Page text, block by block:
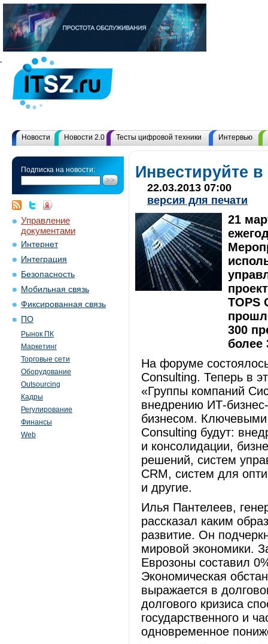
Новости Новости 2.0 Тесты цифровой техники Интервью
Подписка на новости:
Управление
документами
Интернет
Интеграция
Безопасность
Мобильная связь
Фиксированная связь
ПО
Рынок ПК
Маркетинг
Торговые сети
Оборудование
Outsourcing
Кадры
Регулирование
Финансы
Web
Инвестируйте в
22.03.2013 07:00
версия для печати
21
TOPS
300
более
На форуме
Consulting. Теперь в
«Группы компаний
внедрению ИТ-
бизнесом. Ключевыми
Consulting будут:
и консолидации,
решений, систем
CRM, систем для
и другие.
Илья Пантелеев,
рассказал каким
развитие. Он
мировой экономики.
Еврозоны составил
Экономическая
выражается в
долгового кризиса
государственного и
одновременное